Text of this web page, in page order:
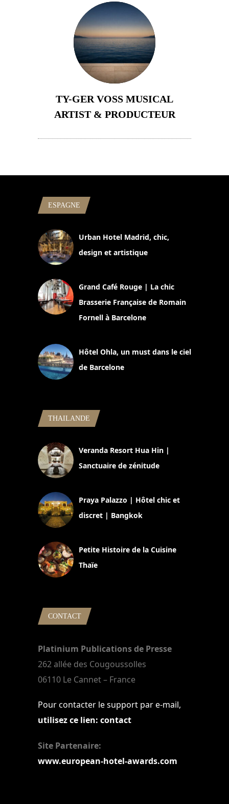
TY-GER VOSS MUSICAL
ARTIST & PRODUCTEUR
ESPAGNE
Urban Hotel Madrid, chic,
design et artistique
Grand Café Rouge | La chic
Brasserie Française de Romain
Fornell à Barcelone
Hôtel Ohla, un must dans le ciel
de Barcelone
THAILANDE
Veranda Resort Hua Hin |
Sanctuaire de zénitude
Praya Palazzo | Hôtel chic et
discret | Bangkok
Petite Histoire de la Cuisine
Thaïe
CONTACT
Platinium Publications de Presse
262 allée des Cougoussolles
06110 Le Cannet – France
Pour contacter le support par e-mail,
utilisez ce lien: contact
Site Partenaire:
www.european-hotel-awards.com